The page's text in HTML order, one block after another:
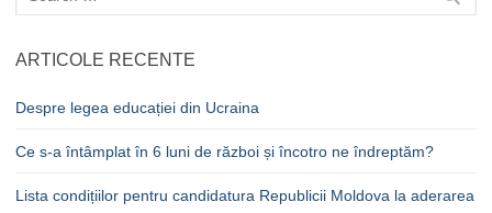
după:
ARTICOLE RECENTE
Despre legea educației din Ucraina
Ce s-a întâmplat în 6 luni de război și încotro ne îndreptăm?
Lista condițiilor pentru candidatura Republicii Moldova la aderarea